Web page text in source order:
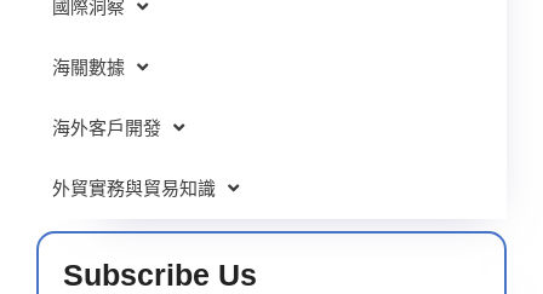
國際洞察
海關數據
海外客戶開發
外貿實務與貿易知識
Subscribe Us